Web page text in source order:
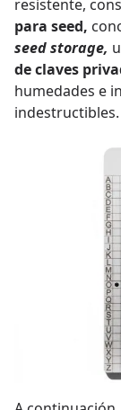
resistente,
para seed,
seed storage,
de claves
humedades e
indestructibles.